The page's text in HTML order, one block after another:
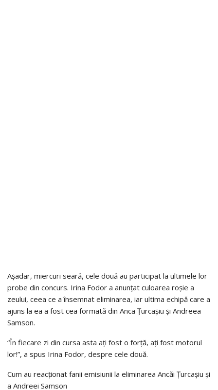
Așadar, miercuri seară, cele două au participat la ultimele lor
probe din concurs. Irina Fodor a anunțat culoarea roșie a
zeului, ceea ce a însemnat eliminarea, iar ultima echipă care a
ajuns la ea a fost cea formată din Anca Țurcașiu și Andreea
Samson.
“În fiecare zi din cursa asta ați fost o forță, ați fost motorul
lor!”, a spus Irina Fodor, despre cele două.
Cum au reacționat fanii emisiunii la eliminarea Ancăi Țurcașiu și
a Andreei Samson